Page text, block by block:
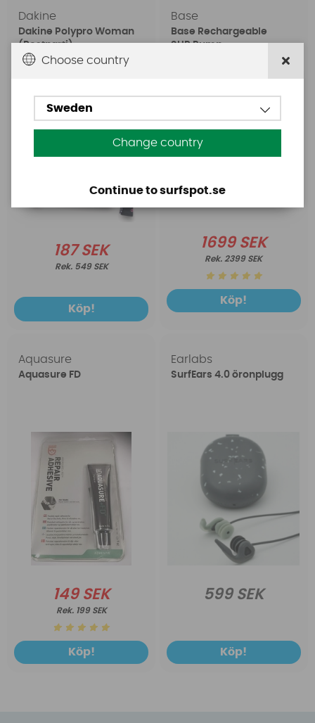
Dakine
Dakine Polypro Woman
(Restparti)
187 SEK
549 SEK
Köp!
Base
Base Rechargeable
SUP Pump
1699 SEK
2399 SEK
Köp!
Aquasure
Aquasure FD
149 SEK
199 SEK
Köp!
Earlabs
SurfEars 4.0 öronplugg
599 SEK
Köp!
Choose country
Sweden
Change country
Continue to surfspot.se